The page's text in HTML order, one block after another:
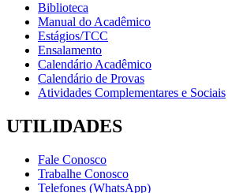
Biblioteca
Manual do Acadêmico
Estágios/TCC
Ensalamento
Calendário Acadêmico
Calendário de Provas
Atividades Complementares e Sociais
UTILIDADES
Fale Conosco
Trabalhe Conosco
Telefones (WhatsApp)